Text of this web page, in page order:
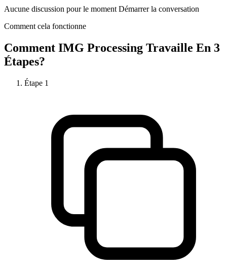
Aucune discussion pour le moment Démarrer la conversation
Comment cela fonctionne
Comment IMG Processing Travaille En 3
Étapes?
Étape 1